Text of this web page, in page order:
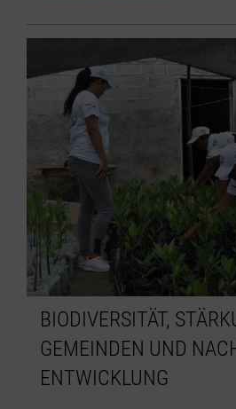
BIODIVERSITÄT,
GEMEINDEN UND
ENTWICKLUNG